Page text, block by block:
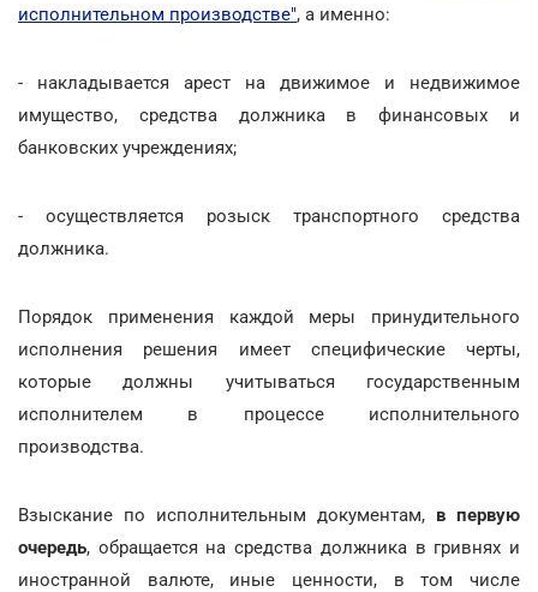
исполнительном производстве", а именно:
- накладывается арест на движимое и недвижимое
имущество, средства должника в финансовых и
банковских учреждениях;
- осуществляется розыск транспортного средства
должника.
Порядок применения каждой меры принудительного
исполнения решения имеет специфические черты,
которые должны учитываться государственным
исполнителем в процессе исполнительного
производства.
Взыскание по исполнительным документам, в первую
очередь, обращается на средства должника в гривнях и
иностранной валюте, иные ценности, в том числе